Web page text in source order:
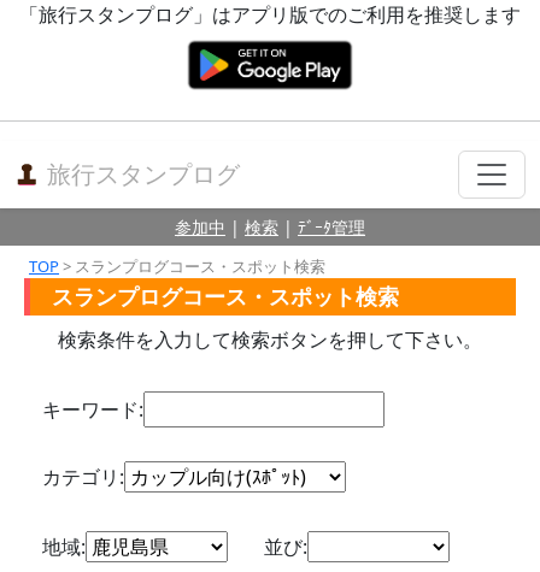
「旅行スタンプログ」はアプリ版でのご利用を推奨します
旅行スタンプログ
参加中 | 検索 | ﾃﾞｰﾀ管理
TOP> スランプログコース・スポット検索
スランプログコース・スポット検索
検索条件を入力して検索ボタンを押して下さい。
キーワード:
カテゴリ:
地域: 並び: